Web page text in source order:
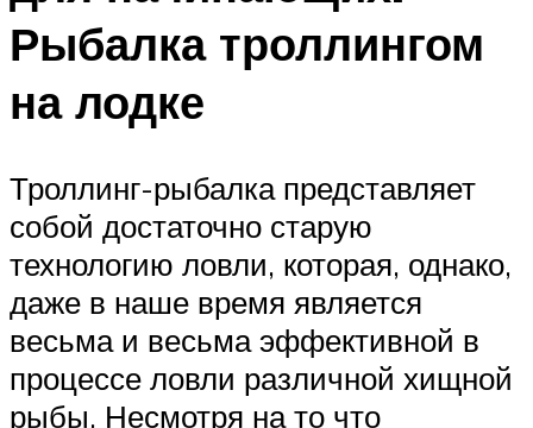
Рыбалка троллингом
на лодке
Троллинг-рыбалка представляет
собой достаточно старую
технологию ловли, которая, однако,
даже в наше время является
весьма и весьма эффективной в
процессе ловли различной хищной
рыбы. Несмотря на то что